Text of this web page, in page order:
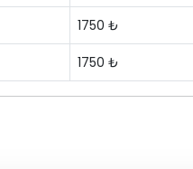
1750 ₺
1750 ₺